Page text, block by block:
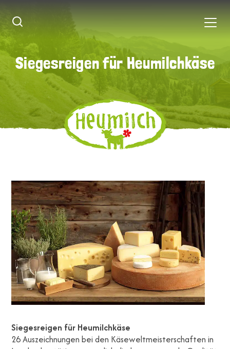
Siegesreigen für Heumilchkäse
Siegesreigen für Heumilchkäse
Siegesreigen für Heumilchkäse
26 Auszeichnungen bei den Käseweltmeisterschaften in